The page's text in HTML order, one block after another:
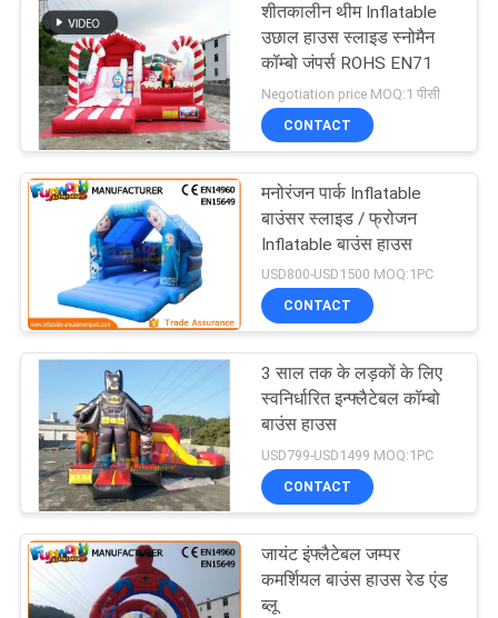
गुणवत्ता
नियंत्रण
COMPANY
NEWS
साइटमैप
PRIVACY
POLICY
शीतकालीन थीम Inflatable
उछाल हाउस स्लाइड स्नोमैन
कॉम्बो जंपर्स ROHS EN71
Negotiation price MOQ:1 पीसी
CONTACT
मनोरंजन पार्क Inflatable
बाउंसर स्लाइड / फ्रोजन
Inflatable बाउंस हाउस
USD800-USD1500 MOQ:1PC
CONTACT
3 साल तक के लड़कों के लिए
स्वनिर्धारित इन्फ्लैटेबल कॉम्बो
बाउंस हाउस
USD799-USD1499 MOQ:1PC
CONTACT
जायंट इंफ्लैटेबल जम्पर
कमर्शियल बाउंस हाउस रेड एंड
ब्लू